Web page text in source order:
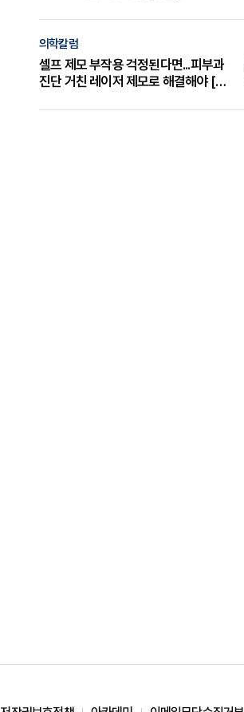
의학칼럼
셀프 제모 부작용 걱정된다면...피부과
진단 거친 레이저 제모로 해결해야 [변